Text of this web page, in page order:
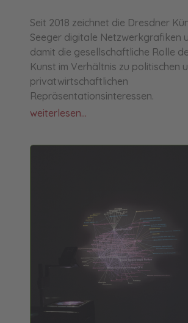
Seit 2018 zeichnet die Dresdner
Seeger digitale Netzwerkgrafiken
damit die gesellschaftliche Rolle
Kunst im Verhältnis zu politischen
privatwirtschaftlichen
Repräsentationsinteressen.
weiterlesen...